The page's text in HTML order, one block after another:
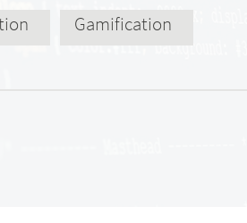
Gamification